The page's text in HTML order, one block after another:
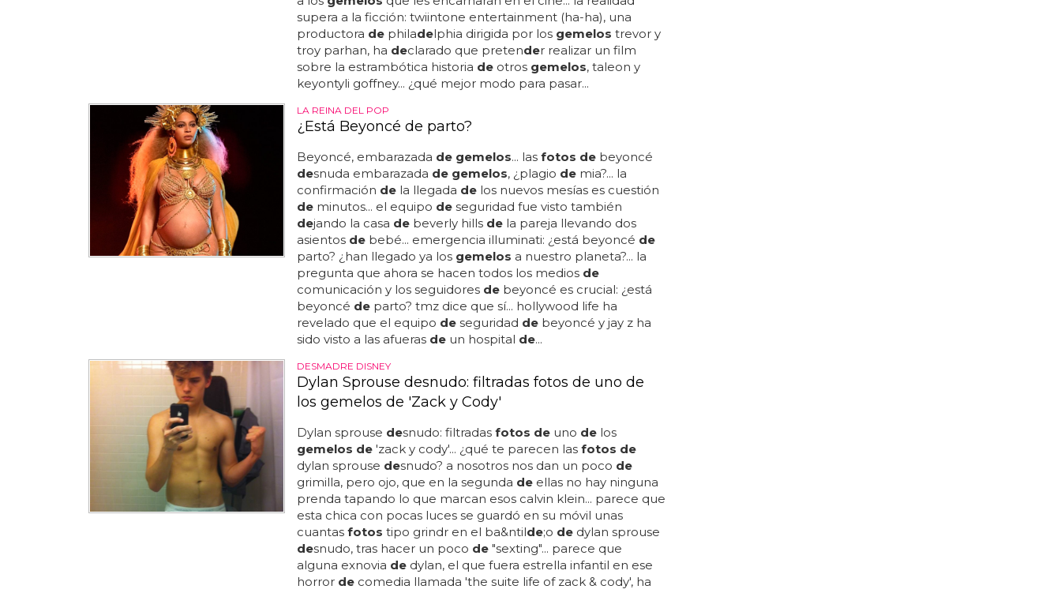
supera a la ficción: twiintone entertainment (ha-ha), una
productora dephiladelphia dirigida por los gemelos trevor y
troy parhan, ha declarado que pretender realizar un film
sobre la estrambótica historia deotros gemelos, taleon y
keyontyli goffney... ¿qué mejor modo para pasar...
LA REINA DEL POP
¿Está Beyoncé de parto?
Beyoncé, embarazada de gemelos... las fotos debeyoncé
desnuda embarazada de gemelos, ¿plagio demia?... la
confirmación dela llegada delos nuevos mesías es cuestión
deminutos... el equipo deseguridad fue visto también
dejando la casa debeverly hills dela pareja llevando dos
asientos debebé... emergencia illuminati: ¿está beyoncé de
parto? ¿han llegado ya los gemelos a nuestro planeta?... la
pregunta que ahora se hacen todos los medios de
comunicación y los seguidores debeyoncé es crucial: ¿está
beyoncé departo? tmz dice que sí... hollywood life ha
revelado que el equipo deseguridad debeyoncé y jay z ha
sido visto a las afueras deun hospital de...
DESMADRE DISNEY
Dylan Sprouse desnudo: filtradas fotos de uno de
los gemelos de 'Zack y Cody'
Dylan sprouse desnudo: filtradas fotos deuno delos
gemelos de'zack y cody'... ¿qué te parecen las fotos de
dylan sprouse desnudo? a nosotros nos dan un poco de
grimilla, pero ojo, que en la segunda deellas no hay ninguna
prenda tapando lo que marcan esos calvin klein... parece que
esta chica con pocas luces se guardó en su móvil unas
cuantas fotos tipo grindr en el ba&ntilde;o dedylan sprouse
desnudo, tras hacer un poco de"sexting"... parece que
alguna exnovia dedylan, el que fuera estrella infantil en ese
horror decomedia llamada 'the suite life of zack & cody', ha